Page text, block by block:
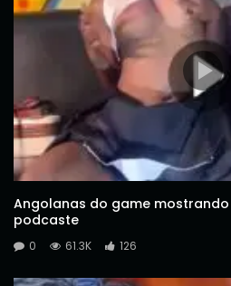
Angolanas do game mostrando
podcaste
0 61.3K 126